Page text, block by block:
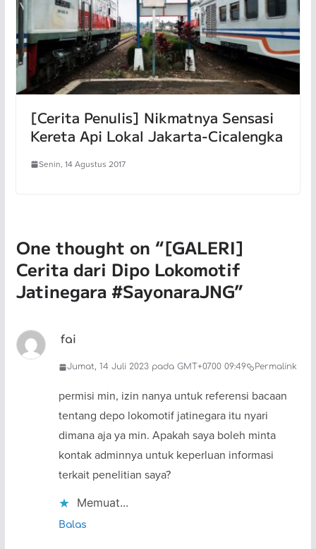
[Cerita Penulis] Nikmatnya Sensasi
Kereta Api Lokal Jakarta-Cicalengka
Senin, 14 Agustus 2017
One thought on “[GALERI]
Cerita dari Dipo Lokomotif
Jatinegara #SayonaraJNG”
fai
Jumat, 14 Juli 2023 pada GMT+0700 09:49 Permalink
permisi min, izin nanya untuk referensi bacaan
tentang depo lokomotif jatinegara itu nyari
dimana aja ya min. Apakah saya boleh minta
kontak adminnya untuk keperluan informasi
terkait penelitian saya?
Memuat...
Balas